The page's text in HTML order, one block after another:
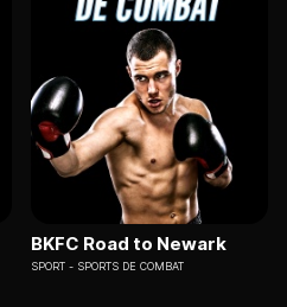
BKFC Road to Newark
SPORT SPORTS DE COMBAT